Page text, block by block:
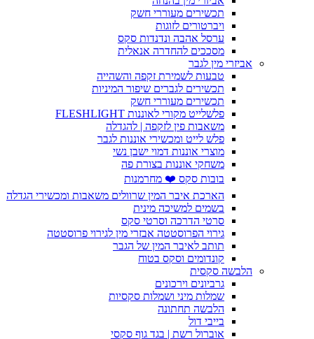
תכשירים מעוררי חשק
ויברטורים לזוגות
ערסל אהבה ונדנדות סקס
מסככים להחדרה אנאלית
אביזרי מין לגבר
טבעות לשמירת זקפה והשהייה
תכשירים לגברים שיפור המיניות
תכשירים מעוררי חשק
פלשלייט מקורי לאוננות FLESHLIGHT
משאבות פין לזקפה | להגדלה
פלש לייט ומכשירי אוננות לגבר
מוצרי אוננות דמוי ישבן נשי
משחקי אוננות בצורת פה
בובות סקס ❤️ מחרמנות
הארכת איבר המין שרוולים משאבות ומכשירי הגדלה
בשמים למשיכה מינית
סרטי הדרכה וסרטי סקס
גירוי הפרוסטטה אבזרי מין לגירוי פרוסטטה
תותב לאיבר המין של הגבר
קונדומים וסקס בטוח
הלבשה סקסית
גרביונים וירכונים
שמלות מיני ושמלות סקסיות
הלבשה תחתונה
בייבי דול
אוברול רשת | בגד גוף סקסי